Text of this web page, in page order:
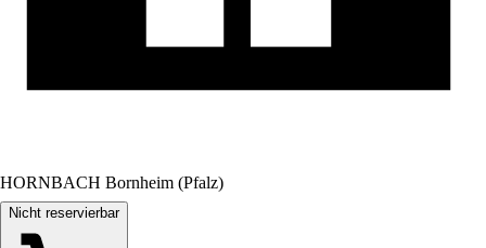
HORNBACH Bornheim (Pfalz)
Nicht reservierbar